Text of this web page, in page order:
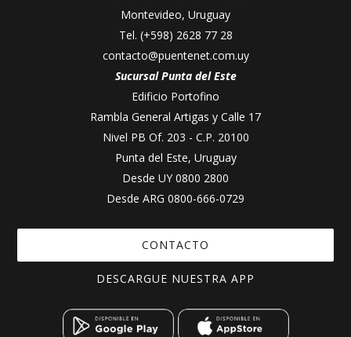
Montevideo, Uruguay
Tel. (+598) 2628 77 28
contacto@puentenet.com.uy
Sucursal Punta del Este
Edificio Portofino
Rambla General Artigas y Calle 17
Nivel PB Of. 203 - C.P. 20100
Punta del Este, Uruguay
Desde UY 0800 2800
Desde ARG 0800-666-0729
CONTACTO
DESCARGUE NUESTRA APP